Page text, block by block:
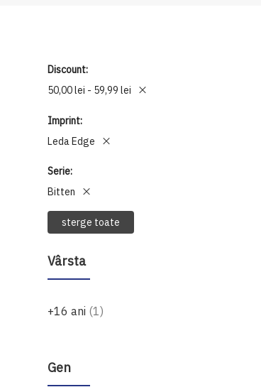
Discount
50,00 lei - 59,99 lei
Imprint
Leda Edge
Serie
Bitten
sterge toate
Vârsta
+16 ani 1produs
Gen